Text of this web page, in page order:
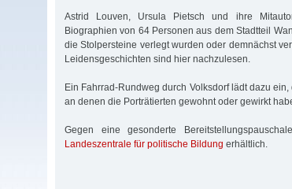
Astrid Louven, Ursula Pietsch und ihre
Biographien von 64 Personen aus dem Stadtteil
die Stolpersteine verlegt wurden oder demnächst
Leidensgeschichten sind hier nachzulesen.
Ein Fahrrad-Rundweg durch Volksdorf lädt dazu
an denen die Porträtierten gewohnt oder gewirkt
Gegen eine gesonderte
Landeszentrale für politische Bildung erhältlich.